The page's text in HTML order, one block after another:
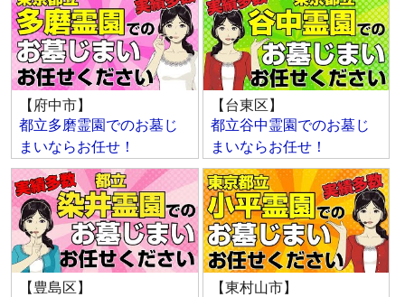
【府中市】
都立多磨霊園でのお墓じ
まいならお任せ！
【台東区】
都立谷中霊園でのお墓じ
まいならお任せ！
【豊島区】
【東村山市】